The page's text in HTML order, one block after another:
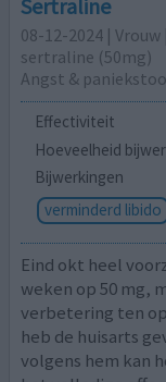
Sertraline
08-12-2024 | Vrouw
sertraline (50mg)
Angst &
Effectiviteit
Hoeveelheid
Bijwerkingen
verminderd libido
Eind okt heel
weken op 50 mg,
verbetering ten
heb de huisarts
volgens hem kan